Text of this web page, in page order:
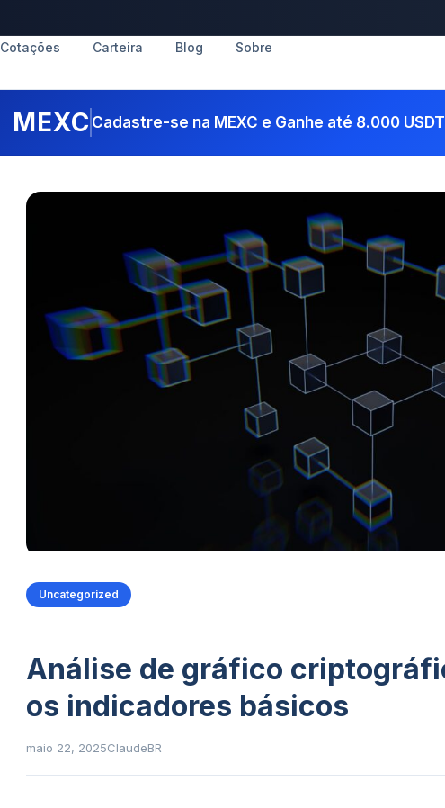
Cotações Carteira Blog Sobre
MEXC Cadastre-se na MEXC e Ganhe até 8.000
Uncategorized
Análise de gráfico
os indicadores básicos
maio 22, 2025ClaudeBR